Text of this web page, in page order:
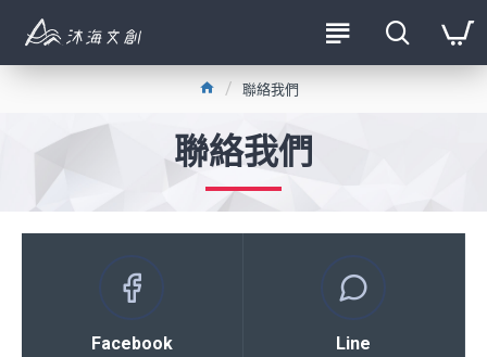
聯絡我們
聯絡我們
Facebook Line